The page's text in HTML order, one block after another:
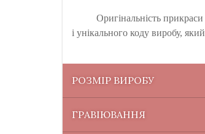
Оригінальність
і унікального коду виробу,
РОЗМІР ВИРОБУ
ГРАВІЮВАННЯ